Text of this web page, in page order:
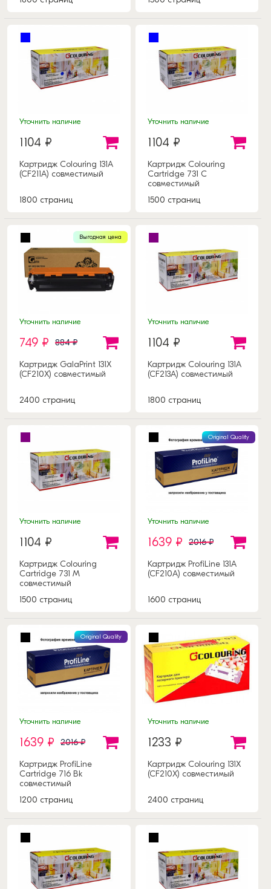
Уточнить наличие
1104 ₽
Картридж Colouring 131A
(CF211A) совместимый
1800 страниц
Уточнить наличие
1104 ₽
Картридж Colouring
Cartridge 731 C
совместимый
1500 страниц
Выгодная цена
Уточнить наличие
749 ₽ 884 ₽
Картридж GalaPrint 131X
(CF210X) совместимый
2400 страниц
Уточнить наличие
1104 ₽
Картридж Colouring 131A
(CF213A) совместимый
1800 страниц
Уточнить наличие
1104 ₽
Картридж Colouring
Cartridge 731 M
совместимый
1500 страниц
Original Quality
Уточнить наличие
1639 ₽ 2016 ₽
Картридж ProfiLine 131A
(CF210A) совместимый
1600 страниц
Original Quality
Уточнить наличие
1639 ₽ 2016 ₽
Картридж ProfiLine
Cartridge 716 Bk
совместимый
1200 страниц
Уточнить наличие
1233 ₽
Картридж Colouring 131X
(CF210X) совместимый
2400 страниц